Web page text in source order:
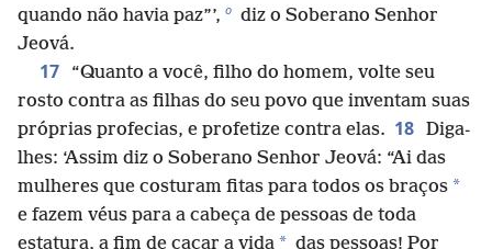
quando não havia paz”’, o diz o Soberano Senhor
Jeová.
17
“Quanto a você, filho do homem, volte seu
rosto contra as filhas do seu povo que inventam suas
próprias profecias, e profetize contra elas. 18 Diga-
lhes: ‘Assim diz o Soberano Senhor Jeová: “Ai das
mulheres que costuram fitas para todos os braços *
e fazem véus para a cabeça de pessoas de toda
estatura, a fim de caçar a vida * das pessoas! Por